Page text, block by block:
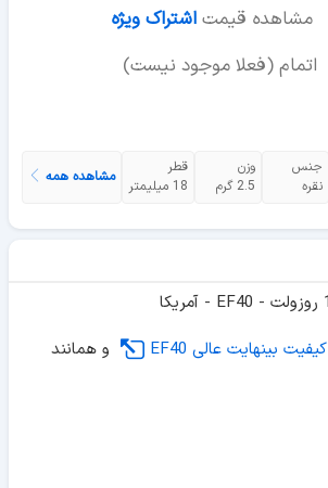
مشاهده قیمت اشتراک ویژه
اتمام (فعلا موجود نیست)
جنس
نقره
وزن
2.5 گرم
قطر
18 میلیمتر
مشاهده همه
کیفیت بینهایت عالی EF40
و همانند